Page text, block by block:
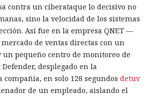
contra un ciberataque lo decisivo no
sino la velocidad de los sistemas
Así fue en la empresa QNET —
de ventas directas con un
pequeño centro de monitoreo de
desplegado en la
en solo 128 segundos detuv
de un empleado, aislando el